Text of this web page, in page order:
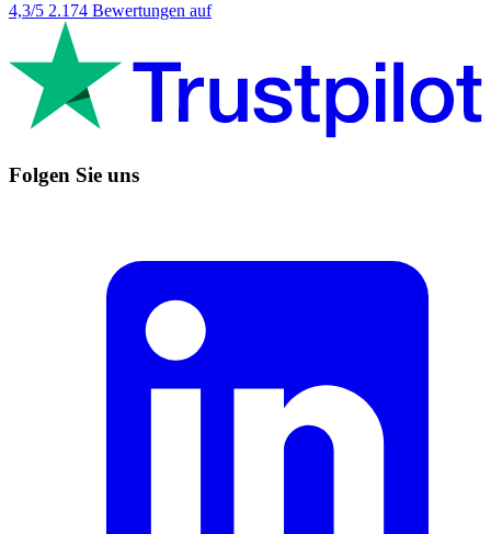
4,3/5 2.174 Bewertungen auf
Folgen Sie uns